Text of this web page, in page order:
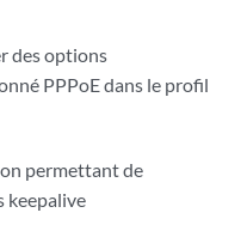
des options
PPPoE dans le profil
permettant de
keepalive